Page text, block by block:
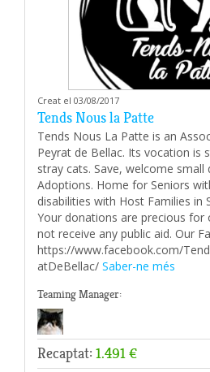
Creat el 03/08/2017
Tends Nous la Patte
Tends Nous La Patte is an
Peyrat de Bellac. Its vocation is
stray cats. Save, welcome
Adoptions. Home for Seniors
disabilities with Host Families in
Your donations are precious for
not receive any public aid. Our
https://www.facebook.com/
atDeBellac/ Saber-ne més
Teaming Manager:
Recaptat: 1.491 €